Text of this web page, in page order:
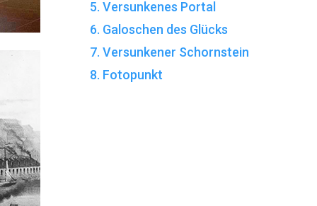
5. Versunkenes Portal
6. Galoschen des Glücks
7. Versunkener Schornstein
8. Fotopunkt